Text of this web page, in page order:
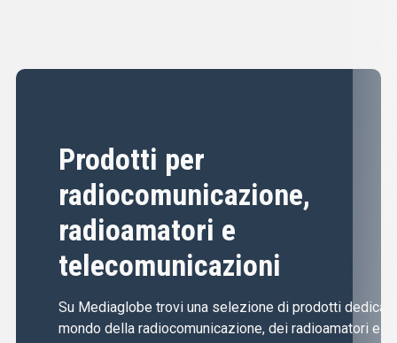
Prodotti per
radiocomunicazione,
radioamatori e
telecomunicazioni
Su Mediaglobe trovi una selezione di prodotti dedicati
mondo della radiocomunicazione, dei radioamatori e